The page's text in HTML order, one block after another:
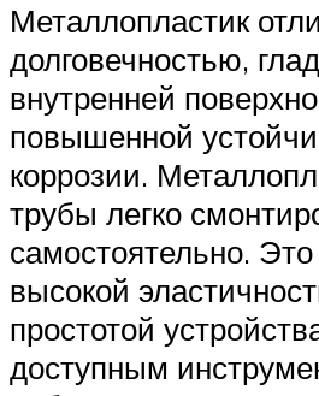
Металлопластик
долговечностью,
внутренней
повышенной
коррозии.
трубы легко
самостоятельно.
высокой
простотой
доступным